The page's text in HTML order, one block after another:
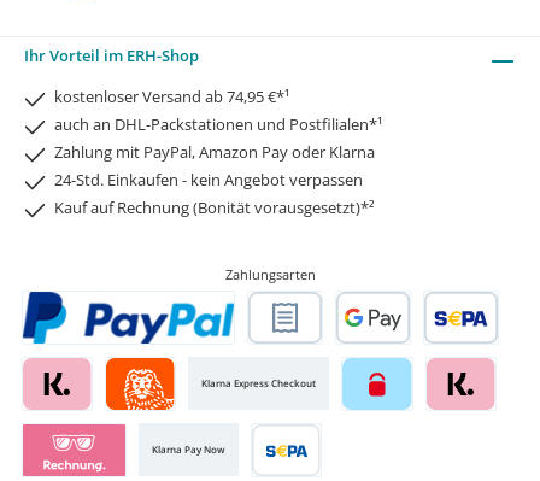
Ihr Vorteil im ERH-Shop
kostenloser Versand ab 74,95 €*¹
auch an DHL-Packstationen und Postfilialen*¹
Zahlung mit PayPal, Amazon Pay oder Klarna
24-Std. Einkaufen - kein Angebot verpassen
Kauf auf Rechnung (Bonität vorausgesetzt)*²
Zahlungsarten
Klarna Express Checkout
Klarna Pay Now